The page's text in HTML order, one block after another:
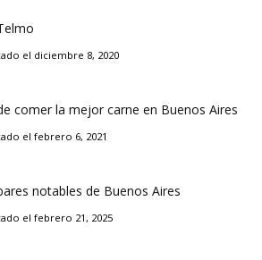
el diciembre 8, 2020
comer la mejor carne en Buenos Aires
el febrero 6, 2021
notables de Buenos Aires
el febrero 21, 2025